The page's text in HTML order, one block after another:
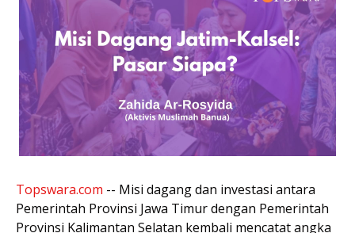
Topswara.com -- Misi dagang dan investasi antara
Pemerintah Provinsi Jawa Timur dengan Pemerintah
Provinsi Kalimantan Selatan kembali mencatat angka